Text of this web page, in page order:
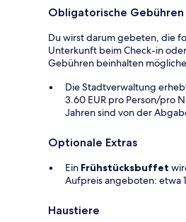
Obligatorische Gebühren
Du wirst darum gebeten, die
Unterkunft beim Check-in
Gebühren beinhalten
Die Stadtverwaltung
3.60 EUR pro Person/pro
Jahren sind von der
Optionale Extras
Ein Frühstücksbuffet
Aufpreis angeboten: etwa
Haustiere